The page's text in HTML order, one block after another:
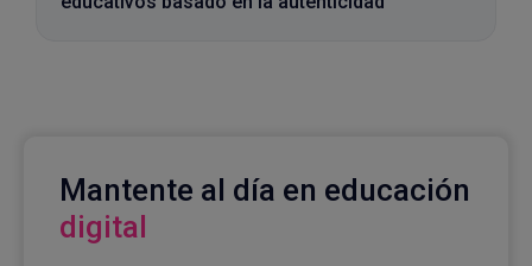
Mantente al día en educación
digital